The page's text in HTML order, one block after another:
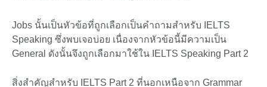
Jobs นั้นเป็นหัวข้อที่ถูกเลือกเป็นคำถามสำหรับ IELTS
Speaking ซึ่งพบเจอบ่อย เนื่องจากหัวข้อนี้มีความเป็น
General ดังนั้นจึงถูกเลือกมาใช้ใน IELTS Speaking Part 2
สิ่งสำคัญสำหรับ IELTS Part 2 ที่นอกเหนือจาก Grammar